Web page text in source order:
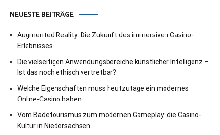
NEUESTE BEITRÄGE
Augmented Reality: Die Zukunft des immersiven Casino-
Erlebnisses
Die vielseitigen Anwendungsbereiche künstlicher Intelligenz –
Ist das noch ethisch vertretbar?
Welche Eigenschaften muss heutzutage ein modernes
Online-Casino haben
Vom Badetourismus zum modernen Gameplay: die Casino-
Kultur in Niedersachsen